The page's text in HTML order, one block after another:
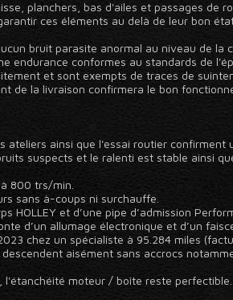
planchers, bas d'ailes et passages de
ces éléments au delà de leur bon
bruit parasite anormal au niveau de la
endurance conformes au standards de
et sont exempts de traces de
de la livraison confirmera le bon
ateliers ainsi que l'essai routier confirment
suspects et le ralenti est stable ainsi
800 trs/min.
sans à-coups ni surchauffe.
HOLLEY et d’une pipe d’admission
d’un allumage électronique et d’un
chez un spécialiste à 95.284 miles
aisément sans accrocs
l'étanchéité moteur / boîte reste perfectible.